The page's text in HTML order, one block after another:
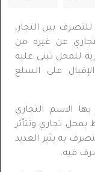
بين التجار،
عن غيره من
للمحل تبنى عليه
على السلع
الاسم التجاري
تجاري وتتأثر
به يثير العديد
فيه.